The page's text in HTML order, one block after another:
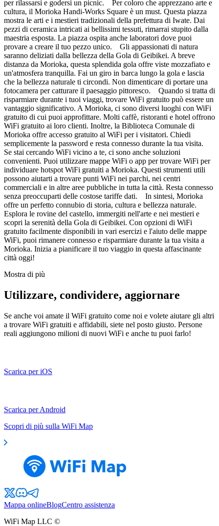
per rilassarsi e godersi un picnic. Per coloro che apprezzano arte e
cultura, il Morioka Handi-Works Square è un must. Questa piazza
mostra le arti e i mestieri tradizionali della prefettura di Iwate. Dai
pezzi di ceramica intricati ai bellissimi tessuti, rimarrai stupito dalla
maestria esposta. La piazza ospita anche laboratori dove puoi
provare a creare il tuo pezzo unico. Gli appassionati di natura
saranno deliziati dalla bellezza della Gola di Geibikei. A breve
distanza da Morioka, questa splendida gola offre viste mozzafiato e
un'atmosfera tranquilla. Fai un giro in barca lungo la gola e lascia
che la bellezza naturale ti circondi. Non dimenticare di portare una
fotocamera per catturare il paesaggio pittoresco. Quando si tratta di
risparmiare durante i tuoi viaggi, trovare WiFi gratuito può essere un
vantaggio significativo. A Morioka, ci sono diversi luoghi con WiFi
gratuito di cui puoi approfittare. Molti caffè, ristoranti e hotel offrono
WiFi gratuito ai loro clienti. Inoltre, la Biblioteca Comunale di
Morioka offre accesso gratuito al WiFi per i visitatori. Chiedi
semplicemente la password e resta connesso durante la tua visita.
Se stai cercando WiFi vicino a te, ci sono anche soluzioni
convenienti. Puoi utilizzare mappe WiFi o app per trovare WiFi per
individuare hotspot WiFi gratuiti a Morioka. Questi strumenti utili
possono aiutarti a trovare punti WiFi nei parchi, nei centri
commerciali e in altre aree pubbliche in tutta la città. Resta connesso
senza preoccuparti delle costose tariffe dati. In sintesi, Morioka
offre un perfetto connubio di storia, cultura e bellezza naturale.
Esplora le rovine del castello, immergiti nell'arte e nei mestieri e
scopri la serenità della Gola di Geibikei. Con opzioni di WiFi
gratuito facilmente disponibili in vari esercizi e l'aiuto delle mappe
WiFi, puoi rimanere connesso e risparmiare durante la tua visita a
Morioka. Inizia a pianificare il tuo viaggio in questa affascinante
città oggi!
Mostra di più
Utilizzare, condividere, aggiornare
Se anche voi amate il WiFi gratuito come noi e volete aiutare gli altri
a trovare WiFi gratuiti e affidabili, siete nel posto giusto. Persone
reali aggiungono milioni di nuovi WiFi e anche tu puoi farlo!
Scarica per iOS
Scarica per Android
Scopri di più sulla WiFi Map
Mappa onlineBlogCentro assistenza
WiFi Map LLC ©